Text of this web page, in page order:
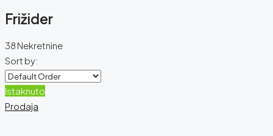
Frižider
38 Nekretnine
Sort by:
Istaknuto
Prodaja